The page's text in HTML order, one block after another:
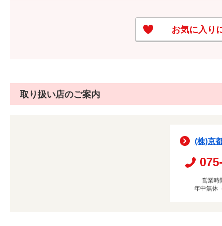
お気に入り
取り扱い店のご案内
(株)京
営業時
年中無休